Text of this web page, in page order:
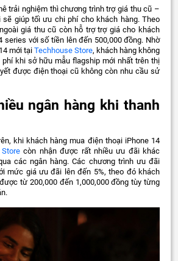
trải nghiệm thì chương trình trợ giá thu cũ –
sẽ giúp tối ưu chi phí cho khách hàng. Theo
ngoài giá thu cũ còn hỗ trợ trợ giá cho khách
series với số tiền lên đến 500,000 đồng. Nhờ
mới tại Techhouse Store, khách hàng không
khi sở hữu mẫu flagship mới nhất trên thị
được điện thoại cũ không còn nhu cầu sử
ngân hàng khi thanh
khi khách hàng mua điện thoại iPhone 14
còn nhận được rất nhiều ưu đãi khác
các ngân hàng. Các chương trình ưu đãi
mức giá ưu đãi lên đến 5%, theo đó khách
từ 200,000 đến 1,000,000 đồng tùy từng